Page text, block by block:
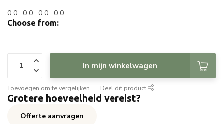
0 0 : 0 0 : 0 0 : 0 0
Choose from:
In mijn winkelwagen
Toevoegen om te vergelijken Deel dit product
Grotere hoeveelheid vereist?
Offerte aanvragen